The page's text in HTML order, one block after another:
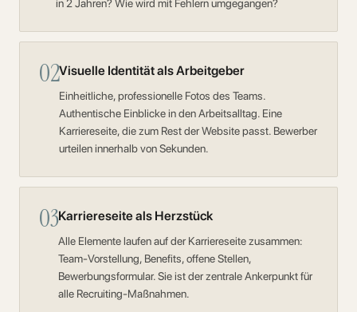
in 2 Jahren? Wie wird mit Fehlern umgegangen?
02Visuelle Identität als Arbeitgeber
Einheitliche, professionelle Fotos des Teams.
Authentische Einblicke in den Arbeitsalltag. Eine
Karriereseite, die zum Rest der Website passt. Bewerber
urteilen innerhalb von Sekunden.
03Karriereseite als Herzstück
Alle Elemente laufen auf der Karriereseite zusammen:
Team-Vorstellung, Benefits, offene Stellen,
Bewerbungsformular. Sie ist der zentrale Ankerpunkt für
alle Recruiting-Maßnahmen.